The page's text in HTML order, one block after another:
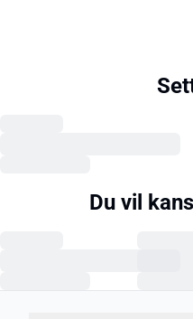
Du vil